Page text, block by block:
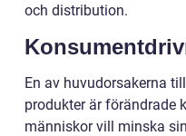
och distribution.
En av huvudorsakerna
produkter är förändrade
människor vill minska